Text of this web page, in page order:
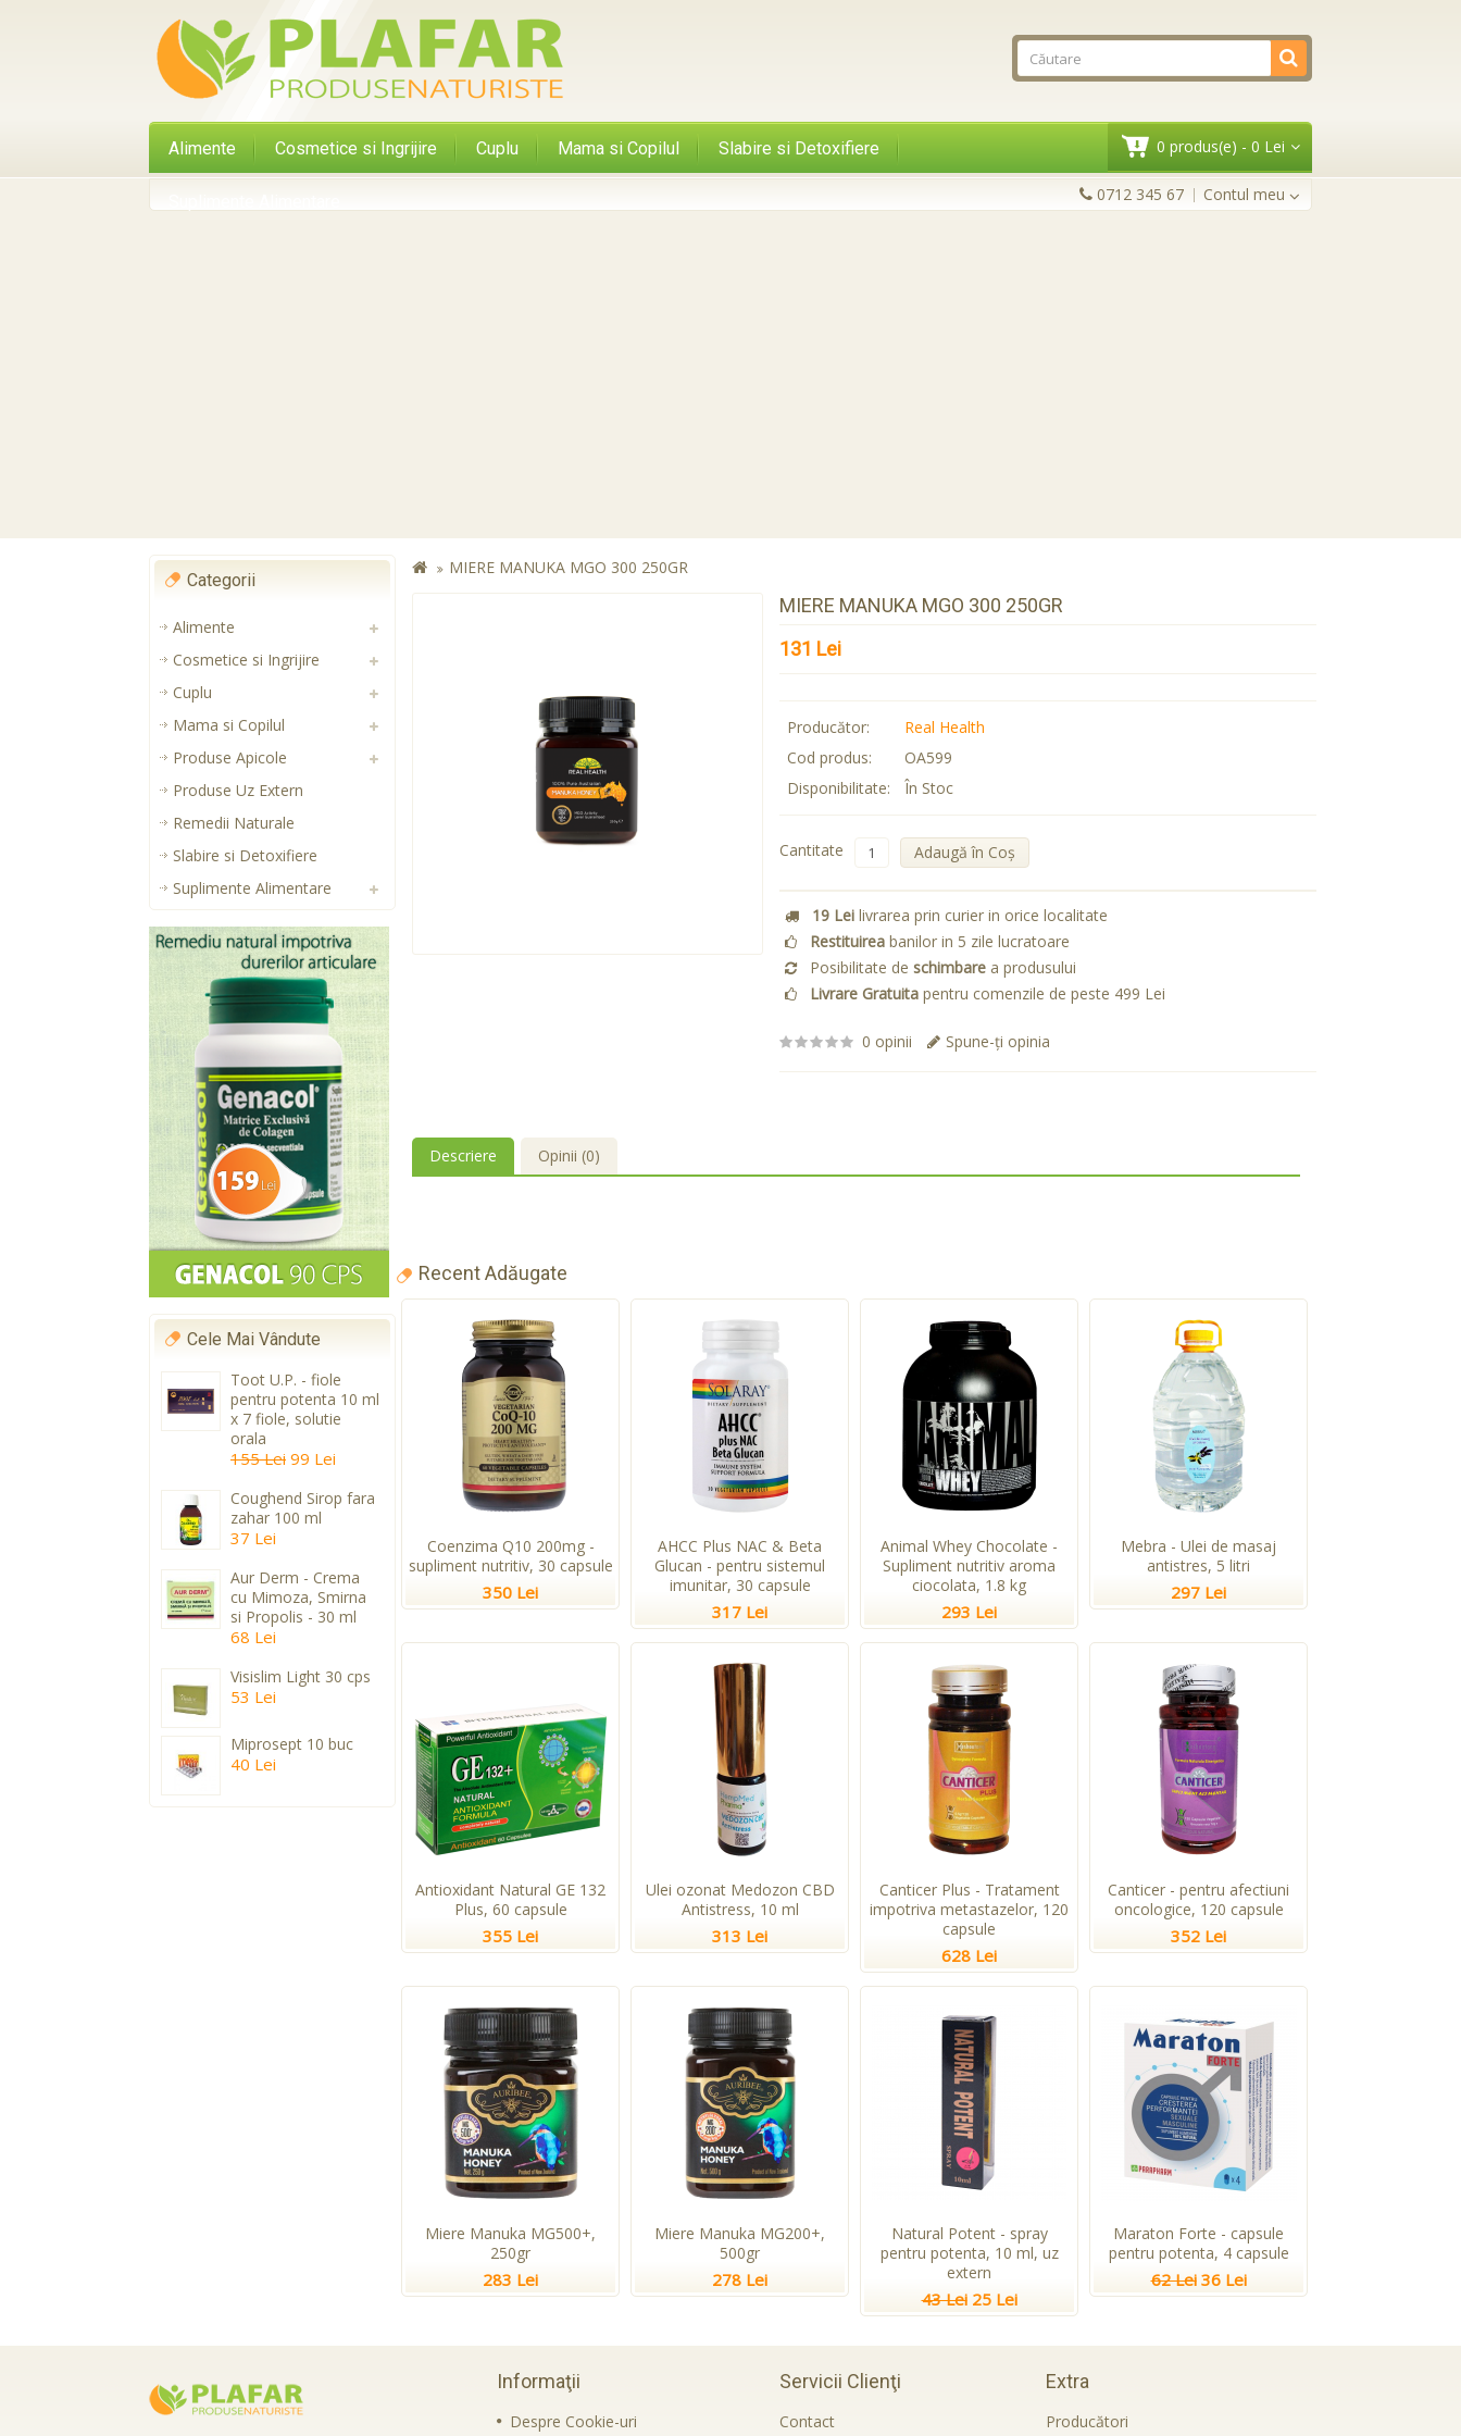
Alimente Cosmetice si Ingrijire Cuplu Mama si Copilul Slabire si Detoxifiere 0 produs(e) - 0 Lei
0712 345 67 Contul meu
Categorii
Alimente
Cosmetice si Ingrijire
Cuplu
Mama si Copilul
Produse Apicole
Produse Uz Extern
Remedii Naturale
Slabire si Detoxifiere
Suplimente Alimentare
Cele Mai Vândute
Toot U.P. - fiole
pentru potenta 10 ml
x 7 fiole, solutie
orala
155 Lei 99 Lei
Coughend Sirop fara
zahar 100 ml
37 Lei
Aur Derm - Crema
cu Mimoza, Smirna
si Propolis - 30 ml
68 Lei
Visislim Light 30 cps
53 Lei
Miprosept 10 buc
40 Lei
MIERE MANUKA MGO 300 250GR
MIERE MANUKA MGO 300 250GR
131 Lei
Producător:
Real Health
Cod produs:
OA599
Disponibilitate:
În Stoc
Cantitate Adaugă în Coş
19 Leilivrarea prin curier in orice localitate
Restituireabanilor in 5 zile lucratoare
Posibilitate de schimbarea produsului
Livrare Gratuitapentru comenzile de peste 499 Lei
0 opinii Spune-ţi opinia
Descriere Opinii (0)
Recent Adăugate
Coenzima Q10 200mg -
supliment nutritiv, 30 capsule
350 Lei
AHCC Plus NAC & Beta
Glucan - pentru sistemul
imunitar, 30 capsule
317 Lei
Animal Whey Chocolate -
Supliment nutritiv aroma
ciocolata, 1.8 kg
293 Lei
Mebra - Ulei de masaj
antistres, 5 litri
297 Lei
Antioxidant Natural GE 132
Plus, 60 capsule
355 Lei
Ulei ozonat Medozon CBD
Antistress, 10 ml
313 Lei
Canticer Plus - Tratament
impotriva metastazelor, 120
capsule
628 Lei
Canticer - pentru afectiuni
oncologice, 120 capsule
352 Lei
Miere Manuka MG500+,
250gr
283 Lei
Miere Manuka MG200+,
500gr
278 Lei
Natural Potent - spray
pentru potenta, 10 ml, uz
extern
43 Lei 25 Lei
Maraton Forte - capsule
pentru potenta, 4 capsule
62 Lei 36 Lei
Informaţii
Despre Cookie-uri
Servicii Clienţi
Contact
Extra
Producători